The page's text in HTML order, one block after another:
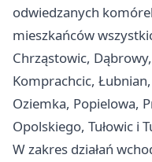
odwiedzanych
mieszkańców
Chrząstowic,
Komprachcic,
Oziemka, Popielowa,
Opolskiego, Tułowic i
W zakres działań